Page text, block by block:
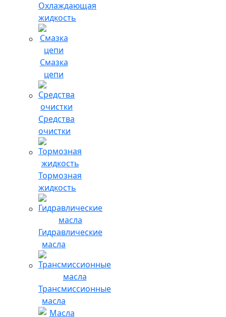
Охлаждающая
жидкость
Смазка
цепи
Средства
очистки
Тормозная
жидкость
Гидравлические
масла
Трансмиссионные
масла